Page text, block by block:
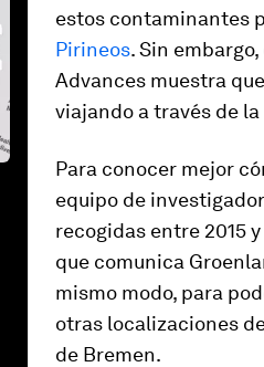
estos contaminantes
Pirineos. Sin
Advances muestra
viajando a través de
Para conocer mejor
equipo de
recogidas entre 2015
que comunica
mismo modo, para
otras localizaciones
de Bremen.